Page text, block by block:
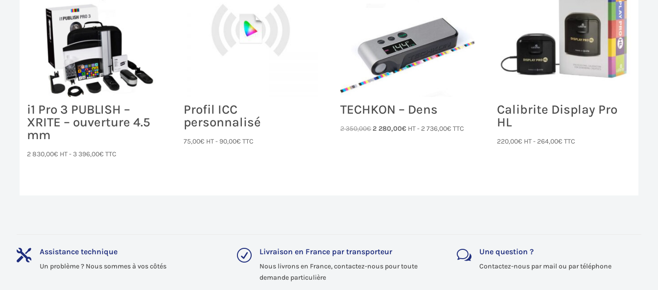
i1 Pro 3 PUBLISH –
XRITE – ouverture 4.5
mm
2 830,00€ HT -3 396,00€ TTC
Profil ICC
personnalisé
75,00€ HT - 90,00€ TTC
TECHKON – Dens
2 350,00€ Le
2 280,00€Le
HT - 2 736,00€ TTC
Calibrite Display Pro
HL
220,00€ HT - 264,00€ TTC
 Assistance technique
Un problème ? Nous sommes à vos côtés
R Livraison en France par transporteur
Nous livrons en France, contactez-nous pour toute
demande particulière
w Une question ?
Contactez-nous par mail ou par téléphone